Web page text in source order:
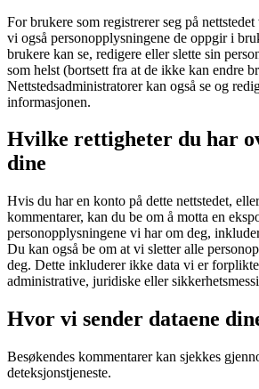
For brukere som registrerer seg på
vi også personopplysningene de oppgir i
brukere kan se, redigere eller slette sin
som helst (bortsett fra at de ikke kan endre
Nettstedsadministratorer kan også se og
informasjonen.
Hvilke rettigheter du har
dine
Hvis du har en konto på dette nettstedet,
kommentarer, kan du be om å motta en
personopplysningene vi har om deg,
Du kan også be om at vi sletter alle
deg. Dette inkluderer ikke data vi er
administrative, juridiske eller
Hvor vi sender dataene
Besøkendes kommentarer kan sjekkes
deteksjonstjeneste.